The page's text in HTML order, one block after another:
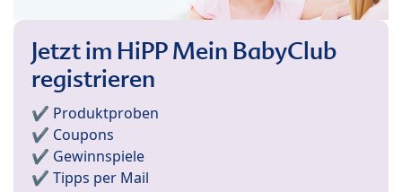
Jetzt im HiPP Mein BabyClub
registrieren
✔️ Produktproben
✔️ Coupons
✔️ Gewinnspiele
✔️ Tipps per Mail